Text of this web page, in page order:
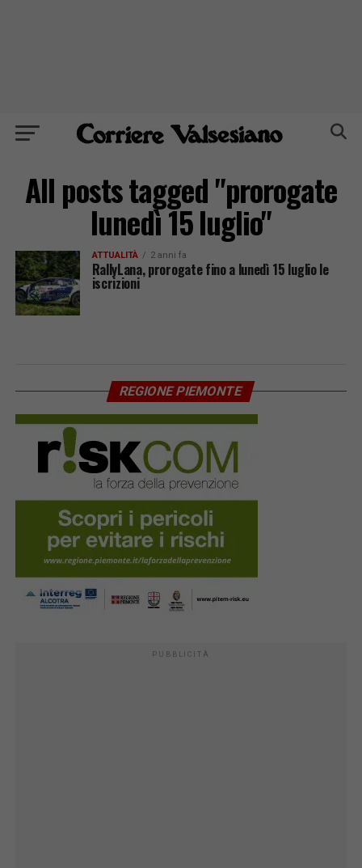
All posts tagged "prorogate
lunedì 15 luglio"
ATTUALITÀ 2 anni fa
RallyLana, prorogate fino a lunedì 15 luglio le
iscrizioni
REGIONE PIEMONTE
PUBBLICITÀ